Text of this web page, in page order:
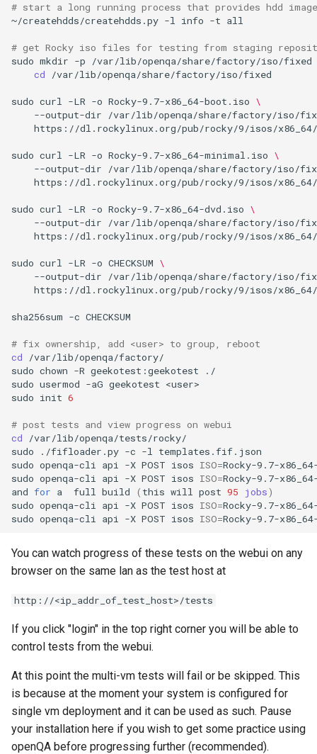
# start a long running process that provides hdd
~/createhdds/createhdds.py -l info -t all
# get Rocky iso files for testing from staging
sudo mkdir -p
/var/lib/openqa/share/factory/iso/fixed
cd
/var/lib/openqa/share/factory/iso/fixed
sudo curl -LR -o Rocky-9.7-x86_64-boot.iso \
--output-dir
/var/lib/openqa/share/factory/iso/
https://dl.rockylinux.org/pub/rocky/9/isos/x86_64/
sudo curl -LR -o Rocky-9.7-x86_64-minimal.iso \
--output-dir
/var/lib/openqa/share/factory/iso/
https://dl.rockylinux.org/pub/rocky/9/isos/x86_64/
sudo curl -LR -o Rocky-9.7-x86_64-dvd.iso \
--output-dir
/var/lib/openqa/share/factory/iso/
https://dl.rockylinux.org/pub/rocky/9/isos/x86_64/
sudo curl -LR -o CHECKSUM \
--output-dir
/var/lib/openqa/share/factory/iso/
https://dl.rockylinux.org/pub/rocky/9/isos/x86_64/
sha256sum -c CHECKSUM
# fix ownership, add <user> to group, reboot
cd
/var/lib/openqa/factory/
sudo chown -R geekotest:geekotest
./
sudo usermod -aG geekotest <user>
sudo init 6
# post tests and view progress on webui
cd
/var/lib/openqa/tests/rocky/
sudo
./fifloader.py -c -l
templates.fif.json
sudo openqa-cli api -X POST isos ISO=Rocky-9.7-
sudo openqa-cli api -X POST isos ISO=Rocky-9.7-
and for a full build ( this will post 95 jobs)
sudo openqa-cli api -X POST isos ISO=Rocky-9.7-
sudo openqa-cli api -X POST isos ISO=Rocky-9.7-
You can watch progress of these tests on the webui on any
browser on the same lan as the test host at
http://<ip_addr_of_test_host>/tests
If you click "login" in the top right corner you will be able to
control tests from the webui.
At this point the multi-vm tests will fail or be skipped. This
is because at the moment your system is configured for
single vm deployment and it can be used as such. Pause
your installation here if you wish to get some practice using
openQA before progressing further (recommended).